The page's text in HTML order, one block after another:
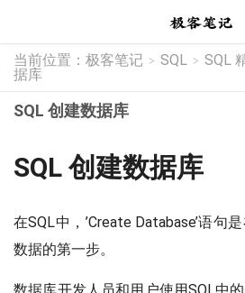
当前位置： 极客笔记 > SQL > SQL
据库
SQL 创建数据库
SQL 创建数据库
在SQL中，’Create Database’语句
数据的第一步。